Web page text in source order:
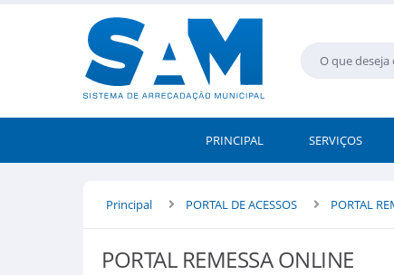
PRINCIPAL SERVIÇOS
Principal PORTAL DE ACESSOS PORTAL
PORTAL REMESSA ONLINE